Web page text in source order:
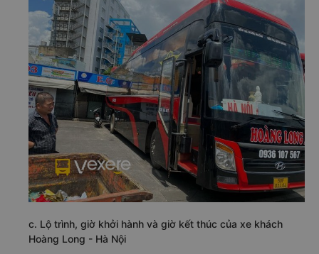
c. Lộ trình, giờ khởi hành và giờ kết thúc của xe khách
Hoàng Long - Hà Nội